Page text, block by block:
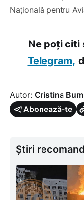
Națională pentru
Ne poți citi
Telegram,
Autor: Cristina
Abonează-te
Știri